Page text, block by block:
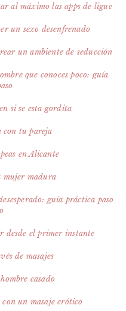
al máximo las apps de ligue
un sexo desenfrenado
un ambiente de seducción
que conoces poco: guía
si se esta gordita
con tu pareja
en Alicante
mujer madura
guía práctica paso
desde el primer instante
de masajes
casado
un masaje erótico